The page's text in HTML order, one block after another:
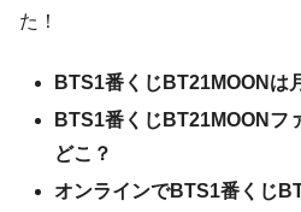
た！
BTS1番くじBT21MOON
BTS1番くじBT21MOONフ
どこ？
オンラインでBTS1番くじ